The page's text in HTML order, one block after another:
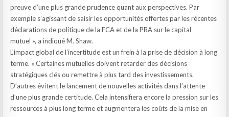
preuve d’une plus grande prudence quant aux perspectives. Par
exemple s’agissant de saisir les opportunités offertes par les récentes
déclarations de politique de la FCA et de la PRA sur le capital
mutuel », a indiqué M. Shaw.
L’impact global de l’incertitude est un frein à la prise de décision à long
terme. « Certaines mutuelles doivent retarder des décisions
stratégiques clés ou remettre à plus tard des investissements.
D’autres évitent le lancement de nouvelles activités dans l’attente
d’une plus grande certitude. Cela intensifiera encore la pression sur les
ressources à plus long terme et augmentera les coûts de la mise en